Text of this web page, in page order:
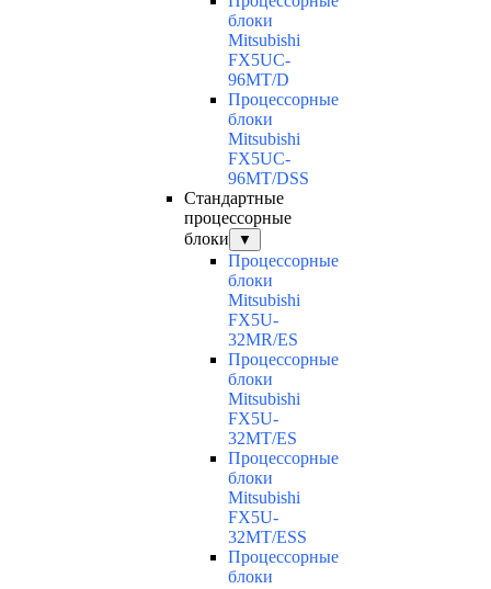
блоки
Mitsubishi
FX5UC-
96MT/D
Процессорные
блоки
Mitsubishi
FX5UC-
96MT/DSS
Стандартные
процессорные
блоки
▼
Процессорные
блоки
Mitsubishi
FX5U-
32MR/ES
Процессорные
блоки
Mitsubishi
FX5U-
32MT/ES
Процессорные
блоки
Mitsubishi
FX5U-
32MT/ESS
Процессорные
блоки